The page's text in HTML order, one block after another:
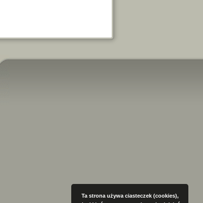
Ta strona używa ciasteczek (cookies),